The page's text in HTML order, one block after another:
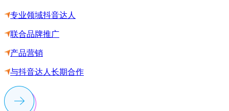
专业领域抖音达人
联合品牌推广
产品营销
与抖音达人长期合作